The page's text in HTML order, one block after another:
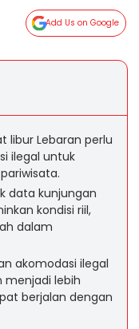
Add Us on Google
libur Lebaran perlu
ilegal untuk
data kunjungan
kondisi riil,
dalam
akomodasi ilegal
menjadi lebih
berjalan dengan